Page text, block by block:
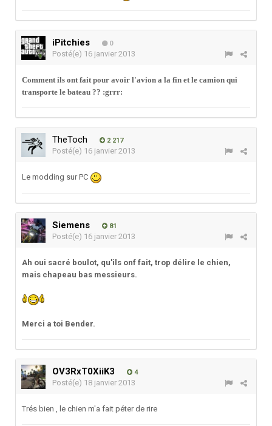
iPitchies 0
Posté(e) 16 janvier 2013
Comment ils ont fait pour avoir l'avion a la fin et le camion qui
transporte le bateau ?? :grrr:
TheToch 2 217
Posté(e) 16 janvier 2013
Le modding sur PC
Siemens 81
Posté(e) 16 janvier 2013
Ah oui sacré boulot, qu'ils onf fait, trop délire le chien,
mais chapeau bas messieurs.
Merci a toi Bender.
OV3RxT0XiiK3 4
Posté(e) 18 janvier 2013
Trés bien , le chien m'a fait péter de rire